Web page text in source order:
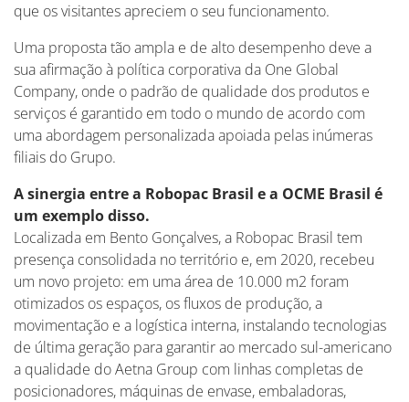
que os visitantes apreciem o seu funcionamento.
Uma proposta tão ampla e de alto desempenho deve a
sua afirmação à política corporativa da One Global
Company, onde o padrão de qualidade dos produtos e
serviços é garantido em todo o mundo de acordo com
uma abordagem personalizada apoiada pelas inúmeras
filiais do Grupo.
A sinergia entre a Robopac Brasil e a OCME Brasil é
um exemplo disso.
Localizada em Bento Gonçalves, a Robopac Brasil tem
presença consolidada no território e, em 2020, recebeu
um novo projeto: em uma área de 10.000 m2 foram
otimizados os espaços, os fluxos de produção, a
movimentação e a logística interna, instalando tecnologias
de última geração para garantir ao mercado sul-americano
a qualidade do Aetna Group com linhas completas de
posicionadores, máquinas de envase, embaladoras,